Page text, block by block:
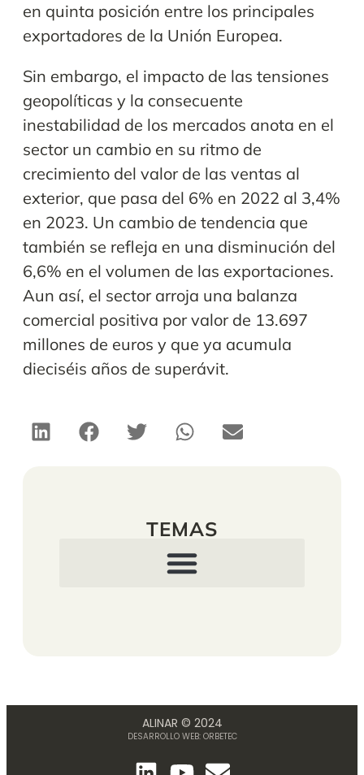
en quinta posición entre los principales
exportadores de la Unión Europea.
Sin embargo, el impacto de las tensiones
geopolíticas y la consecuente
inestabilidad de los mercados anota en el
sector un cambio en su ritmo de
crecimiento del valor de las ventas al
exterior, que pasa del 6% en 2022 al 3,4%
en 2023. Un cambio de tendencia que
también se refleja en una disminución del
6,6% en el volumen de las exportaciones.
Aun así, el sector arroja una balanza
comercial positiva por valor de 13.697
millones de euros y que ya acumula
dieciséis años de superávit.
TEMAS
ALINAR © 2024
DESARROLLO WEB: ORBETEC